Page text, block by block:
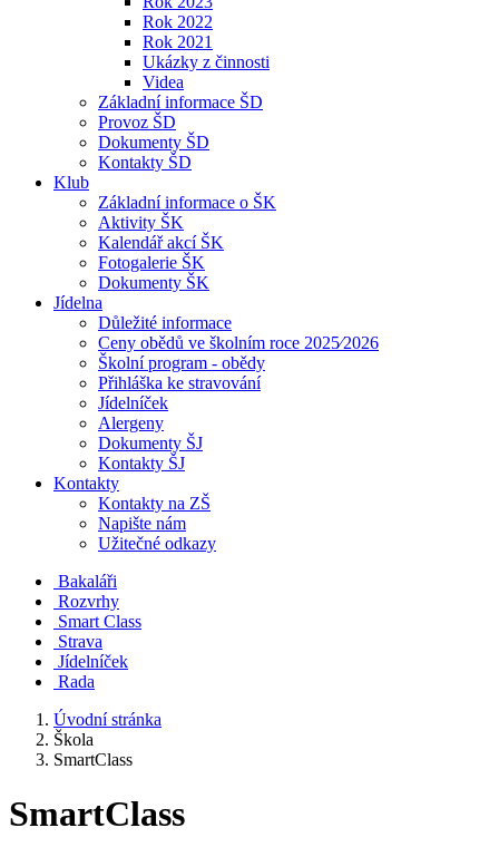
Rok 2022
Rok 2021
Ukázky z činnosti
Videa
Základní informace ŠD
Provoz ŠD
Dokumenty ŠD
Kontakty ŠD
Klub
Základní informace o ŠK
Aktivity ŠK
Kalendář akcí ŠK
Fotogalerie ŠK
Dokumenty ŠK
Jídelna
Důležité informace
Ceny obědů ve školním roce 2025⁄2026
Školní program - obědy
Přihláška ke stravování
Jídelníček
Alergeny
Dokumenty ŠJ
Kontakty ŠJ
Kontakty
Kontakty na ZŠ
Napište nám
Užitečné odkazy
Bakaláři
Rozvrhy
Smart Class
Strava
Jídelníček
Rada
Úvodní stránka
Škola
SmartClass
SmartClass